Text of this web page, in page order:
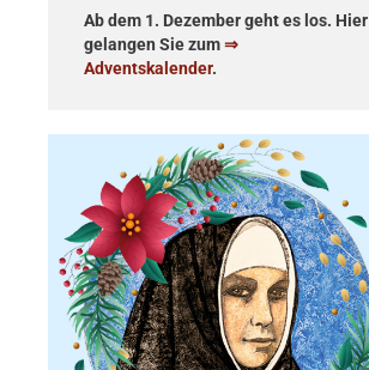
Ab dem 1. Dezember geht es los. Hier
gelangen Sie zum⇒
Adventskalender.